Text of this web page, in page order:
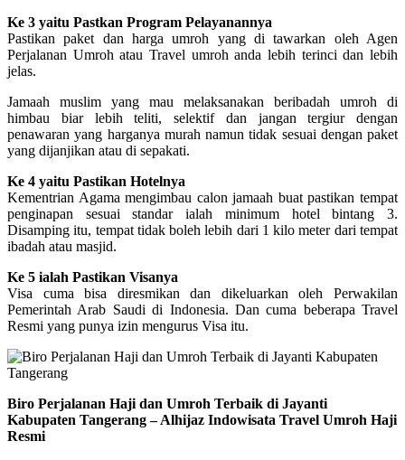
Ke 3 yaitu Pastkan Program Pelayanannya
Pastikan paket dan harga umroh yang di tawarkan oleh Agen
Perjalanan Umroh atau Travel umroh anda lebih terinci dan lebih
jelas.
Jamaah muslim yang mau melaksanakan beribadah umroh di
himbau biar lebih teliti, selektif dan jangan tergiur dengan
penawaran yang harganya murah namun tidak sesuai dengan paket
yang dijanjikan atau di sepakati.
Ke 4 yaitu Pastikan Hotelnya
Kementrian Agama mengimbau calon jamaah buat pastikan tempat
penginapan sesuai standar ialah minimum hotel bintang 3.
Disamping itu, tempat tidak boleh lebih dari 1 kilo meter dari tempat
ibadah atau masjid.
Ke 5 ialah Pastikan Visanya
Visa cuma bisa diresmikan dan dikeluarkan oleh Perwakilan
Pemerintah Arab Saudi di Indonesia. Dan cuma beberapa Travel
Resmi yang punya izin mengurus Visa itu.
Biro Perjalanan Haji dan Umroh Terbaik di Jayanti
Kabupaten Tangerang – Alhijaz Indowisata Travel Umroh Haji
Resmi